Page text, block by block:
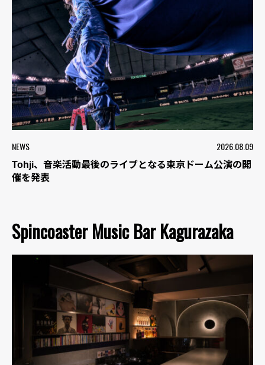
NEWS 2026.08.09
Tohji、音楽活動最後のライブとなる東京ドーム公演の開
催を発表
Spincoaster Music Bar Kagurazaka